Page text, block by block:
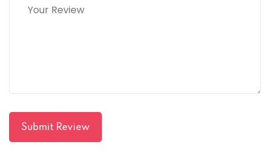
Submit Review